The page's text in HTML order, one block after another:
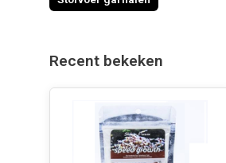
Recent bekeken